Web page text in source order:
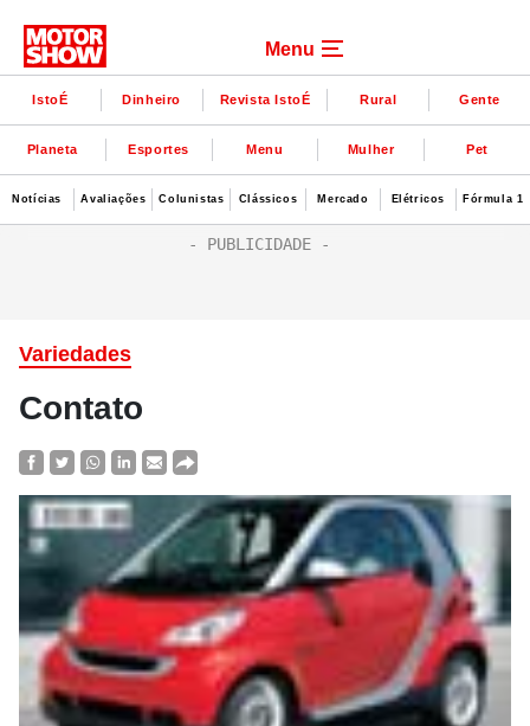
Menu
IstoÉ Dinheiro Revista IstoÉ Rural Gente
Planeta Esportes Menu Mulher Pet
Notícias Avaliações Colunistas Clássicos Mercado Elétricos Fórmula 1
Variedades
Contato